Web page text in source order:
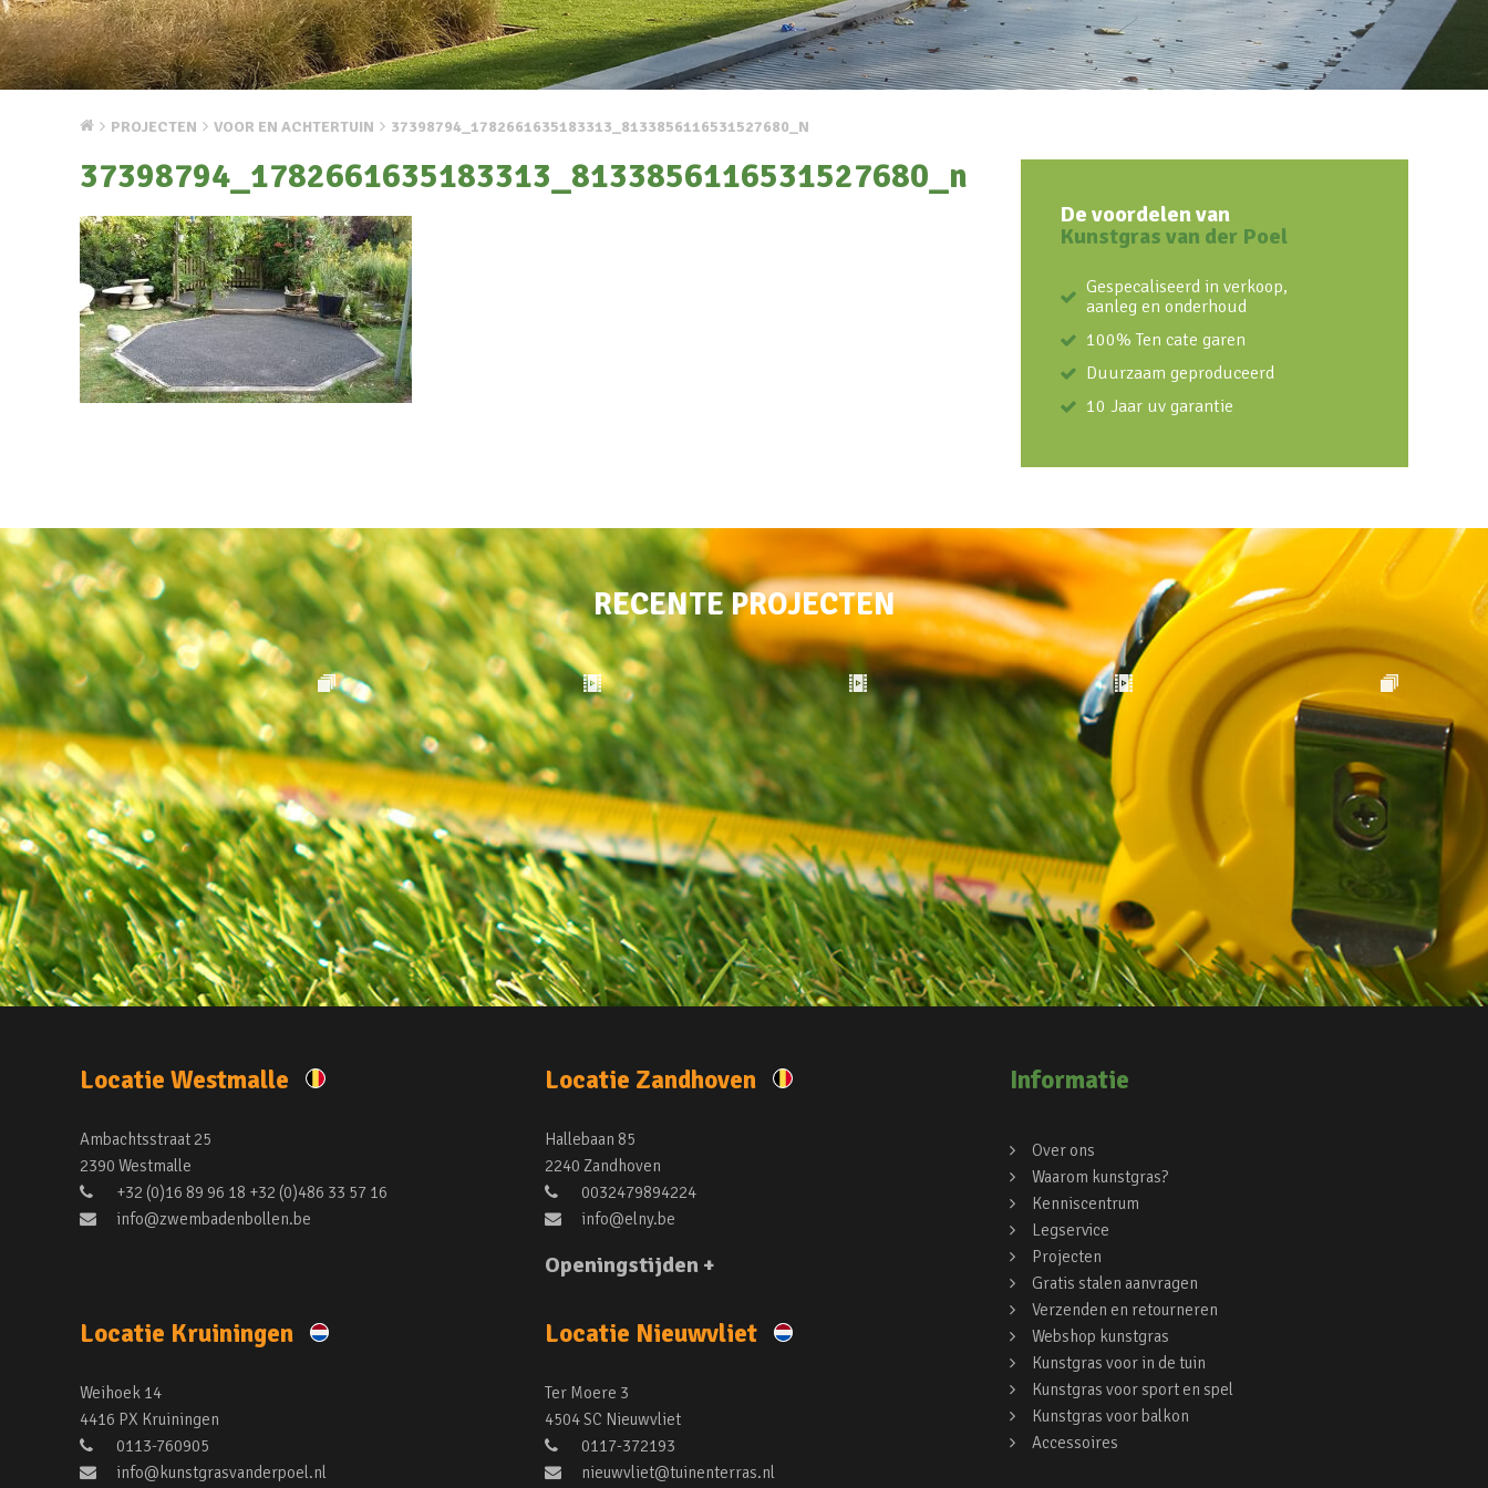
PROJECTEN VOOR EN ACHTERTUIN 37398794_1782661635183313_8133856116531527680_N
37398794_1782661635183313_8133856116531527680_n
De voordelen van
Kunstgras van der Poel
Gespecaliseerd in verkoop,
aanleg en onderhoud
100% Ten cate garen
Duurzaam geproduceerd
10 Jaar uv garantie
RECENTE PROJECTEN
Locatie Westmalle
Ambachtsstraat 25
2390 Westmalle
+32 (0)16 89 96 18 +32 (0)486 33 57 16
info@zwembadenbollen.be
Locatie Zandhoven
Hallebaan 85
2240 Zandhoven
0032479894224
info@elny.be
Openingstijden +
Locatie Kruiningen
Weihoek 14
4416 PX Kruiningen
0113-760905
info@kunstgrasvanderpoel.nl
Locatie Nieuwvliet
Ter Moere 3
4504 SC Nieuwvliet
0117-372193
nieuwvliet@tuinenterras.nl
Informatie
Over ons
Waarom kunstgras?
Kenniscentrum
Legservice
Projecten
Gratis stalen aanvragen
Verzenden en retourneren
Webshop kunstgras
Kunstgras voor in de tuin
Kunstgras voor sport en spel
Kunstgras voor balkon
Accessoires